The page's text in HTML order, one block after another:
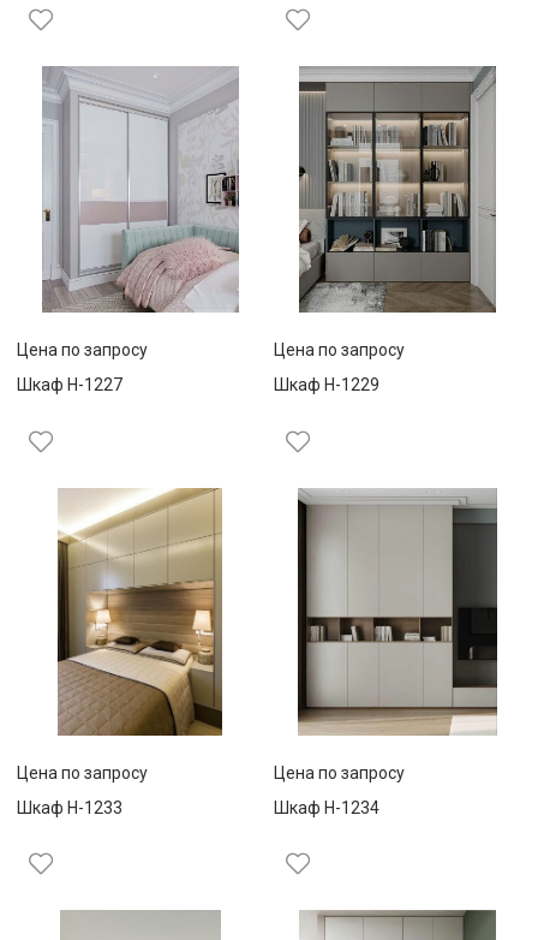
Цена по запросу
Шкаф Н-1227
Цена по запросу
Шкаф Н-1229
Цена по запросу
Шкаф Н-1233
Цена по запросу
Шкаф Н-1234